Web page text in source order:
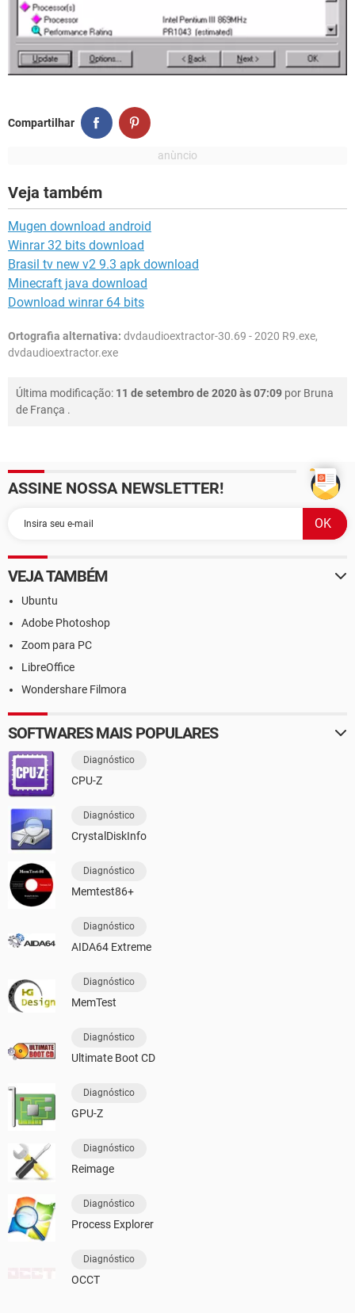
Compartilhar
Veja também
Mugen download android
Winrar 32 bits download
Brasil tv new v2 9.3 apk download
Minecraft java download
Download winrar 64 bits
Ortografia alternativa: dvdaudioextractor-30.69 - 2020 R9.exe,
dvdaudioextractor.exe
Última modificação: 11 de setembro de 2020 às 07:09 por Bruna
de França .
ASSINE NOSSA NEWSLETTER!
VEJA TAMBÉM
Ubuntu
Adobe Photoshop
Zoom para PC
LibreOffice
Wondershare Filmora
SOFTWARES MAIS POPULARES
Diagnóstico
CPU-Z
Diagnóstico
CrystalDiskInfo
Diagnóstico
Memtest86+
Diagnóstico
AIDA64 Extreme
Diagnóstico
MemTest
Diagnóstico
Ultimate Boot CD
Diagnóstico
GPU-Z
Diagnóstico
Reimage
Diagnóstico
Process Explorer
Diagnóstico
OCCT